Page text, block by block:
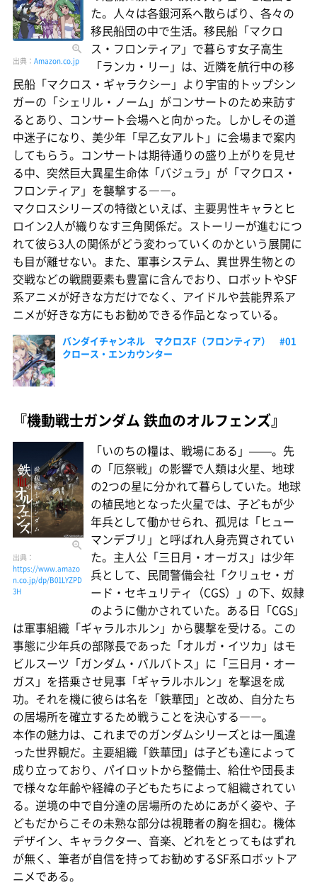
出典： Amazon.co.jp
た。人々は各銀河系へ散らばり、各々の
移民船団の中で生活。移民船「マクロ
ス・フロンティア」で暮らす女子高生
「ランカ・リー」は、近隣を航行中の移
民船「マクロス・ギャラクシー」より宇宙的トップシン
ガーの「シェリル・ノーム」がコンサートのため来訪す
るとあり、コンサート会場へと向かった。しかしその道
中迷子になり、美少年「早乙女アルト」に会場まで案内
してもらう。コンサートは期待通りの盛り上がりを見せ
る中、突然巨大異星生命体「バジュラ」が「マクロス・
フロンティア」を襲撃する――。
マクロスシリーズの特徴といえば、主要男性キャラとヒ
ロイン2人が織りなす三角関係だ。ストーリーが進むにつ
れて彼ら3人の関係がどう変わっていくのかという展開に
も目が離せない。また、軍事システム、異世界生物との
交戦などの戦闘要素も豊富に含んでおり、ロボットやSF
系アニメが好きな方だけでなく、アイドルや芸能界系ア
ニメが好きな方にもお勧めできる作品となっている。
バンダイチャンネル マクロスF（フロンティア） #01
クロース・エンカウンター
『機動戦士ガンダム 鉄血のオルフェンズ』
出典：
https://www.amazo
n.co.jp/dp/B01LYZPD
3H
「いのちの糧は、戦場にある」——。先
の「厄祭戦」の影響で人類は火星、地球
の2つの星に分かれて暮らしていた。地球
の植民地となった火星では、子どもが少
年兵として働かせられ、孤児は「ヒュー
マンデブリ」と呼ばれ人身売買されてい
た。主人公「三日月・オーガス」は少年
兵として、民間警備会社「クリュセ・ガ
ード・セキュリティ（CGS）」の下、奴隷
のように働かされていた。ある日「CGS」
は軍事組織「ギャラルホルン」から襲撃を受ける。この
事態に少年兵の部隊長であった「オルガ・イツカ」はモ
ビルスーツ「ガンダム・バルバトス」に「三日月・オー
ガス」を搭乗させ見事「ギャラルホルン」を撃退を成
功。それを機に彼らは名を「鉄華団」と改め、自分たち
の居場所を確立するため戦うことを決心する――。
本作の魅力は、これまでのガンダムシリーズとは一風違
った世界観だ。主要組織「鉄華団」は子ども達によって
成り立っており、パイロットから整備士、給仕や団長ま
で様々な年齢や経緯の子どもたちによって組織されてい
る。逆境の中で自分達の居場所のためにあがく姿や、子
どもだからこその未熟な部分は視聴者の胸を掴む。機体
デザイン、キャラクター、音楽、どれをとってもはずれ
が無く、筆者が自信を持ってお勧めするSF系ロボットア
ニメである。